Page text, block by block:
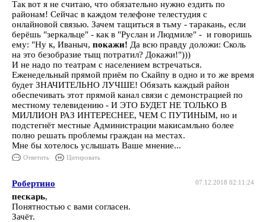
Так вот я не считаю, что обязательно нужно ездить по
районам! Сейчас в каждом телефоне телестудия с
онлайновой связью. Зачем тащиться в тьму - таракань, если
берёшь "зеркальце" - как в "Руслан и Людмиле" - и говоришь
ему: "Ну к, Иваныч, покажи! Да всю правду доложи: Сколь
на это безобразие тыщ потратил? Докажи!")))
И не надо по театрам с населением встречаться.
Еженедельный прямой приём по Скайпу в одно и то же время
будет ЗНАЧИТЕЛЬНО ЛУЧШЕ! Обязать каждый район
обеспечивать этот прямой канал связи с демонстрацией по
местному телевидению - И ЭТО БУДЕТ НЕ ТОЛЬКО В
МИЛЛИОН РАЗ ИНТЕРЕСНЕЕ, ЧЕМ С ПУТИНЫМ, но и
подстегнёт местные Администрации макисамльно более
полно решать проблемы граждан на местах.
Мне бы хотелось услышать Ваше мнение...
Ответить Цитировать
07.12.2018 02:11:24
Робертино
пескарь,
Понятностью с вами согласен.
Зачёт.